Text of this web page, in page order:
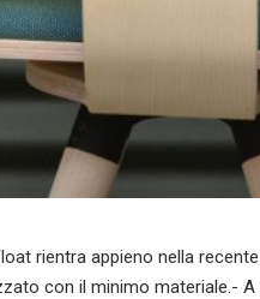
rientra appieno nella
con il minimo materiale.-